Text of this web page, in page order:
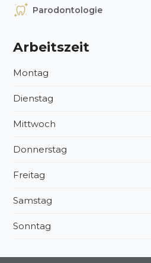
Parodontologie
Arbeitszeit
Montag
Dienstag
Mittwoch
Donnerstag
Freitag
Samstag
Sonntag